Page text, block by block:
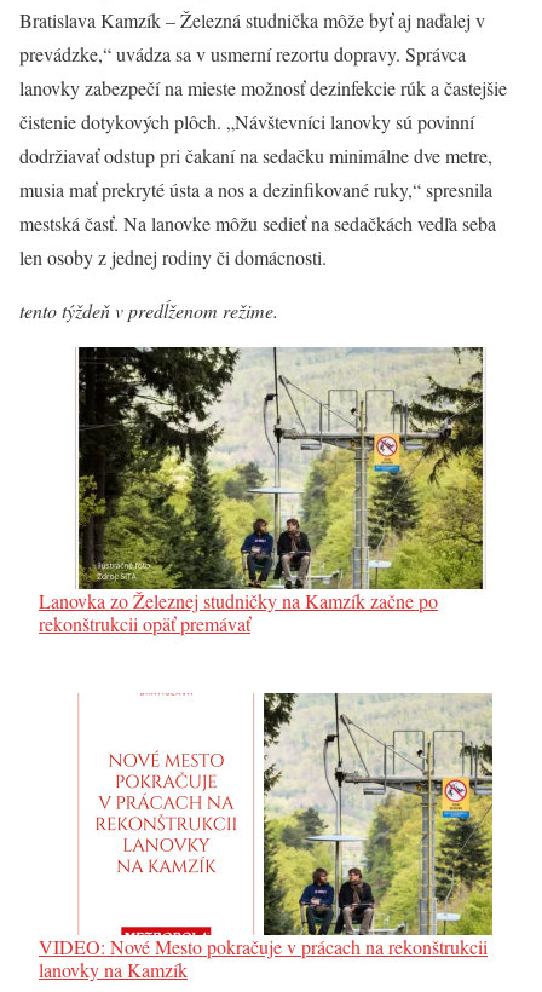
Bratislava Kamzík – Železná studnička môže byť aj naďalej v
prevádzke,“ uvádza sa v usmerní rezortu dopravy. Správca
lanovky zabezpečí na mieste možnosť dezinfekcie rúk a častejšie
čistenie dotykových plôch. „Návštevníci lanovky sú povinní
dodržiavať odstup pri čakaní na sedačku minimálne dve metre,
musia mať prekryté ústa a nos a dezinfikované ruky,“ spresnila
mestská časť. Na lanovke môžu sedieť na sedačkách vedľa seba
len osoby z jednej rodiny či domácnosti.
tento týždeň v predĺženom režime.
Lanovka zo Železnej studničky na Kamzík začne po
rekonštrukcii opäť premávať
VIDEO: Nové Mesto pokračuje v prácach na rekonštrukcii
lanovky na Kamzík